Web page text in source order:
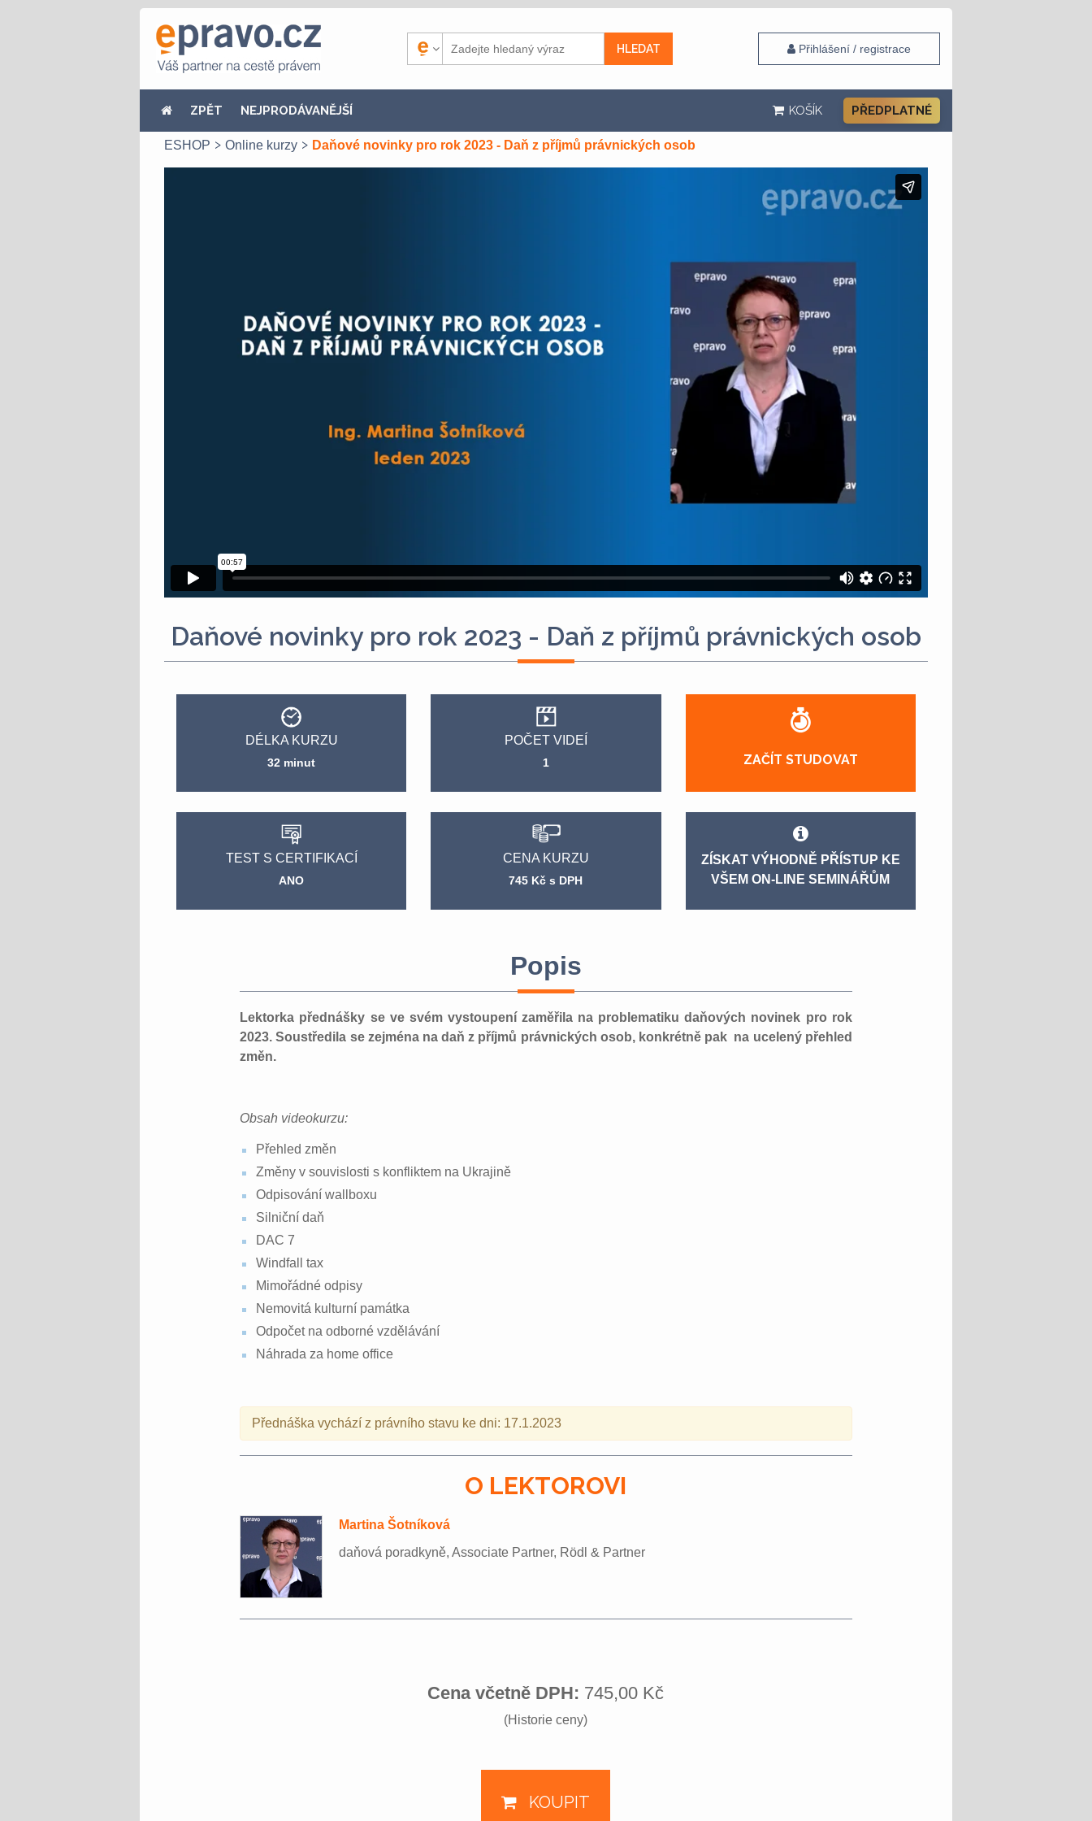
Přihlášení / registrace
ZPĚT NEJPRODÁVANĚJŠÍ KOŠÍK PŘEDPLATNÉ
ESHOP Online kurzy Daňové novinky pro rok 2023 - Daň z příjmů právnických osob
Daňové novinky pro rok 2023 - Daň z příjmů právnických osob
DÉLKA KURZU
32 minut
POČET VIDEÍ
1 ZAČÍT STUDOVAT
TEST S CERTIFIKACÍ
ANO
CENA KURZU
745 Kč s DPH
ZÍSKAT VÝHODNĚ PŘÍSTUP KE
VŠEM ON-LINE SEMINÁŘŮM
Popis
Lektorka přednášky se ve svém vystoupení zaměřila na problematiku daňových novinek pro rok
2023. Soustředila se zejména na daň z příjmů právnických osob, konkrétně pak na ucelený přehled
změn.
Obsah videokurzu:
Přehled změn
Změny v souvislosti s konfliktem na Ukrajině
Odpisování wallboxu
Silniční daň
DAC 7
Windfall tax
Mimořádné odpisy
Nemovitá kulturní památka
Odpočet na odborné vzdělávání
Náhrada za home office
Přednáška vychází z právního stavu ke dni: 17.1.2023
O LEKTOROVI
Martina Šotníková
daňová poradkyně, Associate Partner, Rödl & Partner
Cena včetně DPH: 745,00 Kč
(Historie ceny)
KOUPIT